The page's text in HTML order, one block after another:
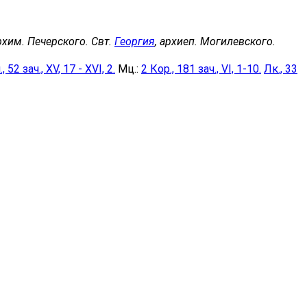
Печерского. Свт. Георгия, архиеп. Могилевского.
52 зач., XV, 17 - XVI, 2. Мц.: 2 Кор., 181 зач., VI, 1-10. Лк., 33